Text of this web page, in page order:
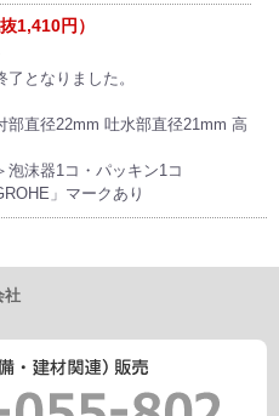
抜1,410円）
となりました。
部直径22mm 吐水部直径21mm 高
泡沫器1コ・パッキン1コ
」マークあり
社